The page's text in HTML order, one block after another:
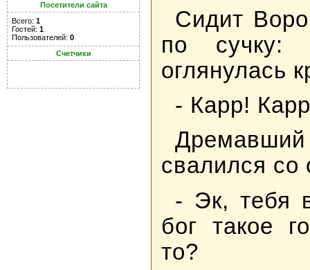
Посетители сайта
Всего: 1
Гостей: 1
Пользователей: 0
Счетчики
Сидит
по сучку:
оглянулась
- Карр!
Дремавший
свалился со
- Эк, тебя
бог такое
то?